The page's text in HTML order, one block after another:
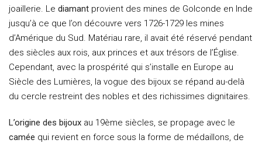
joaillerie. Le diamant provient des mines de Golconde en Inde
jusqu’à ce que l’on découvre vers 1726-1729 les mines
d’Amérique du Sud. Matériau rare, il avait été réservé pendant
des siècles aux rois, aux princes et aux trésors de l’Église.
Cependant, avec la prospérité qui s’installe en Europe au
Siècle des Lumières, la vogue des bijoux se répand au-delà
du cercle restreint des nobles et des richissimes dignitaires.
L’origine des bijoux au 19ème siècles, se propage avec le
camée qui revient en force sous la forme de médaillons, de